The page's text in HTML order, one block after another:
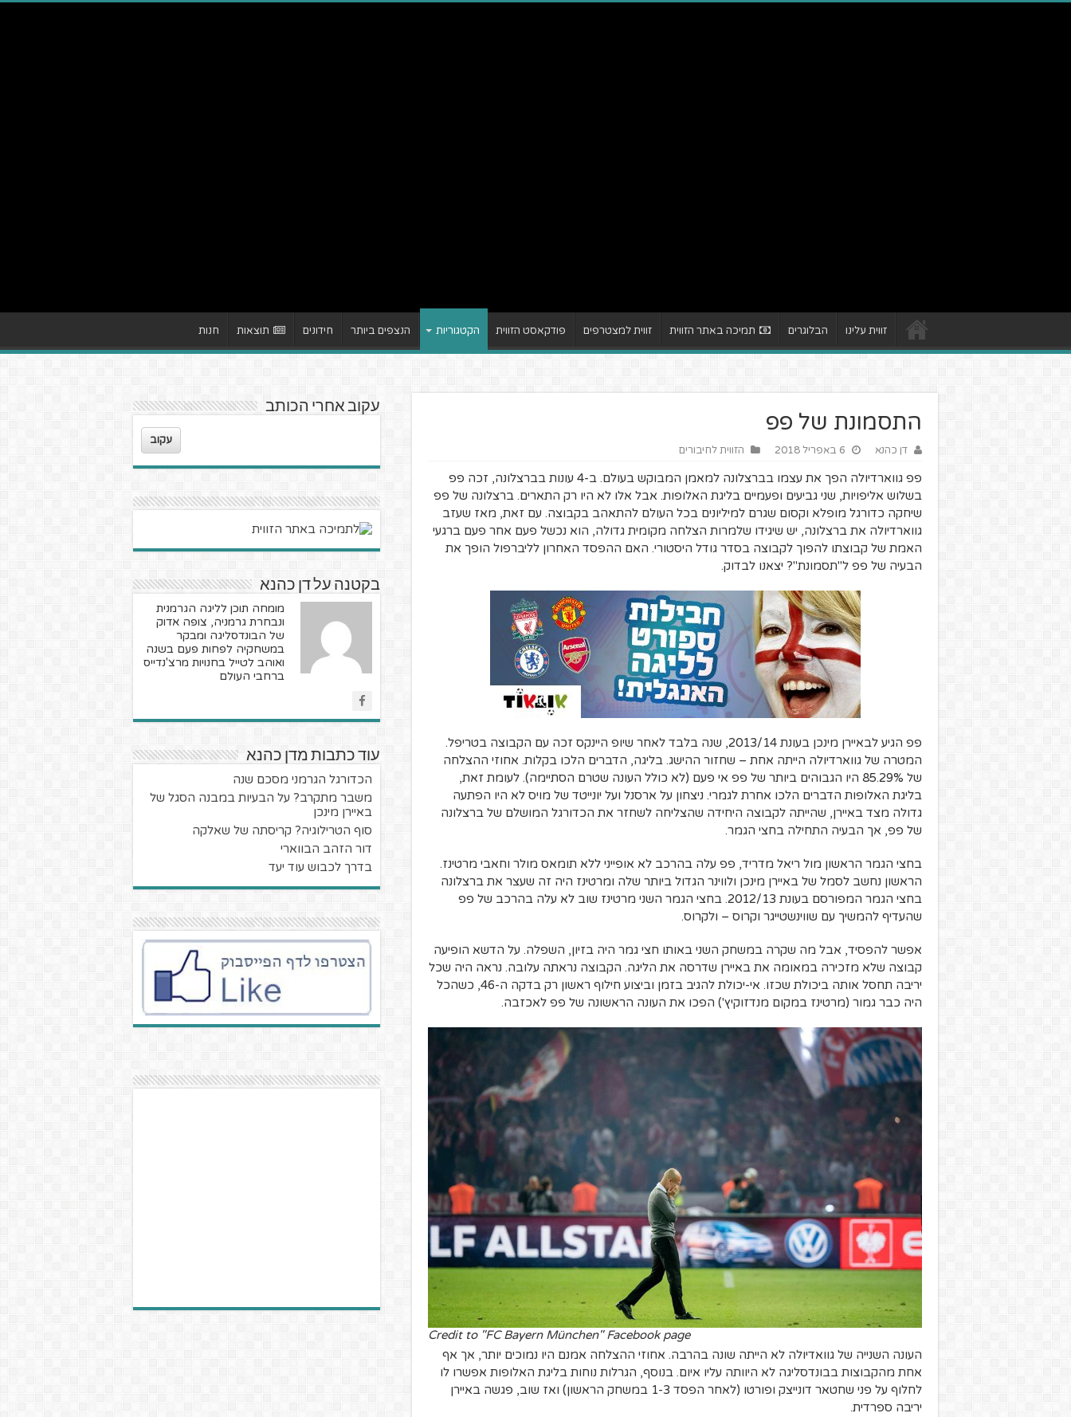
זווית עלינו הבלוגרים תמיכה באתר הזווית זווית למצטרפים פודקאסט הזווית הקטגוריות הנצפים ביותר חידונים תוצאות חנות
התסמונת של פפ
דן כהנא 6 באפריל 2018 הזווית לחיבורים
פפ גווארדיולה הפך את עצמו בברצלונה למאמן המבוקש בעולם. ב-4 עונות בברצלונה, זכה פפ
בשלוש אליפויות, שני גביעים ופעמיים בליגת האלופות. אבל אלו לא היו רק התארים. ברצלונה של פפ
שיחקה כדורגל מופלא וקסום שגרם למיליונים בכל העולם להתאהב בקבוצה. עם זאת, מאז שעזב
גווארדיולה את ברצלונה, יש שיגידו שלמרות הצלחה מקומית גדולה, הוא נכשל פעם אחר פעם ברגעי
האמת של קבוצתו להפוך לקבוצה בסדר גודל היסטורי. האם ההפסד האחרון לליברפול הופך את
הבעיה של פפ ל"תסמונת"? יצאנו לבדוק.
פפ הגיע לבאיירן מינכן בעונת 2013/14, שנה בלבד לאחר שיופ היינקס זכה עם הקבוצה בטריפל.
המטרה של גווארדיולה הייתה אחת – שחזור ההישג. בליגה, הדברים הלכו בקלות. אחוזי ההצלחה
של 85.29% היו הגבוהים ביותר של פפ אי פעם (לא כולל העונה שטרם הסתיימה). לעומת זאת,
בליגת האלופות הדברים הלכו אחרת לגמרי. ניצחון על ארסנל ועל יונייטד של מויס לא היו הפתעה
גדולה מצד באיירן, שהייתה לקבוצה היחידה שהצליחה לשחזר את הכדורגל המושלם של ברצלונה
של פפ, אך הבעיה התחילה בחצי הגמר.
בחצי הגמר הראשון מול ריאל מדריד, פפ עלה בהרכב לא אופייני ללא תומאס מולר וחאבי מרטינז.
הראשון נחשב לסמל של באיירן מינכן ולווינר הגדול ביותר שלה ומרטינז היה זה שעצר את ברצלונה
בחצי הגמר המפורסם בעונת 2012/13. בחצי הגמר השני מרטינז שוב לא עלה בהרכב של פפ
שהעדיף להמשיך עם שווינשטייגר וקרוס – ולקרוס.
אפשר להפסיד, אבל מה שקרה במשחק השני באותו חצי גמר היה בזיון, השפלה. על הדשא הופיעה
קבוצה שלא מזכירה במאומה את באיירן שדרסה את הליגה. הקבוצה נראתה עלובה. נראה היה שכל
יריבה תחסל אותה ביכולת שכזו. אי-יכולת להגיב בזמן וביצוע חילוף ראשון רק בדקה ה-46, כשהכל
היה כבר גמור (מרטינז במקום מנדזוקיץ') הפכו את העונה הראשונה של פפ לאכזבה.
Credit to "FC Bayern München" Facebook page
העונה השנייה של גוואדיולה לא הייתה שונה בהרבה. אחוזי ההצלחה אמנם היו נמוכים יותר, אך אף
אחת מהקבוצות בבונדסליגה לא היוותה עליו איום. בנוסף, הגרלות נוחות בליגת האלופות אפשרו לו
לחלוף על פני שחטאר דונייצק ופורטו (לאחר הפסד 1-3 במשחק הראשון) ואז שוב, פגשה באיירן
יריבה ספרדית.
עקוב אחרי הכותב
עקוב
בקטנה על דן כהנא
מומחה תוכן לליגה הגרמנית
ונבחרת גרמניה, צופה אדוק
של הבונדסליגה ומבקר
במשחקיה לפחות פעם בשנה
ואוהב לטייל בחנויות מרצ'נדייס
ברחבי העולם
עוד כתבות מדן כהנא
הכדורגל הגרמני מסכם שנה
משבר מתקרב? על הבעיות במבנה הסגל של
באיירן מינכן
סוף הטרילוגיה? קריסתה של שאלקה
דור הזהב הבווארי
בדרך לכבוש עוד יעד